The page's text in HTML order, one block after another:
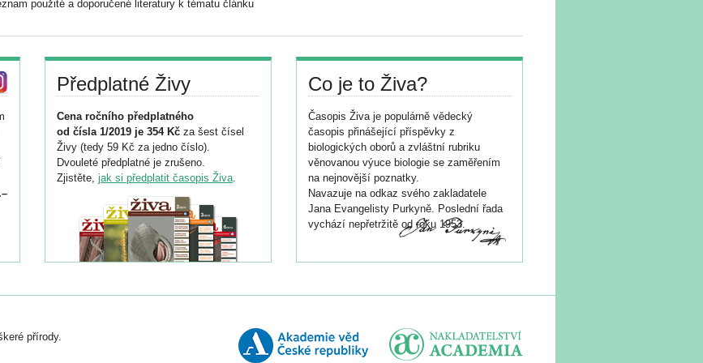
použité a doporučené literatury k tématu článku
Předplatné Živy
Cena ročního předplatného
od čísla 1/2019 je 354 Kč za šest čísel
Živy (tedy 59 Kč za jedno číslo).
Dvouleté předplatné je zrušeno.
Zjistěte, jak si předplatit časopis Živa.
Co je to Živa?
Časopis Živa je populárně vědecký
časopis přinášející příspěvky z
biologických oborů a zvláštní rubriku
věnovanou výuce biologie se zaměřením
na nejnovější poznatky.
Navazuje na odkaz svého zakladatele
Jana Evangelisty Purkyně. Poslední řada
vychází nepřetržitě od roku 1953.
přírody.